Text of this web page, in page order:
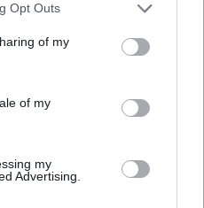
uses one or more Google
behaviour. You may click to
and its third-party tags to
purposes in below Google
Opt Outs
of my
of my
my
Advertising.
A